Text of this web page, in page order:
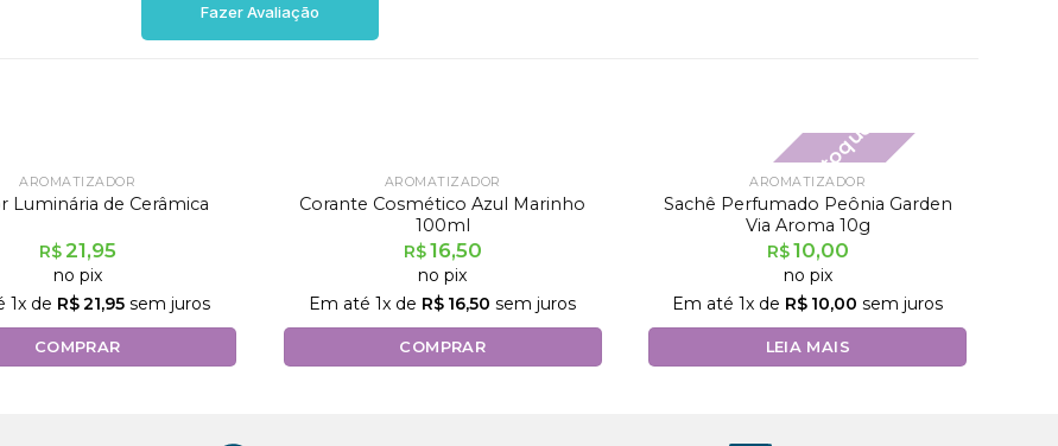
Fazer Avaliação
AROMATIZADOR
Luminária de Cerâmica
R$21,95
no pix
1x de R$21,95 sem juros
COMPRAR
AROMATIZADOR
Corante Cosmético Azul Marinho
100ml
R$16,50
no pix
Em até1x de R$ 16,50 sem juros
COMPRAR
Fora de estoque
AROMATIZADOR
Sachê Perfumado Peônia Garden
Via Aroma 10g
R$10,00
no pix
Em até1x de R$ 10,00 sem juros
LEIA MAIS